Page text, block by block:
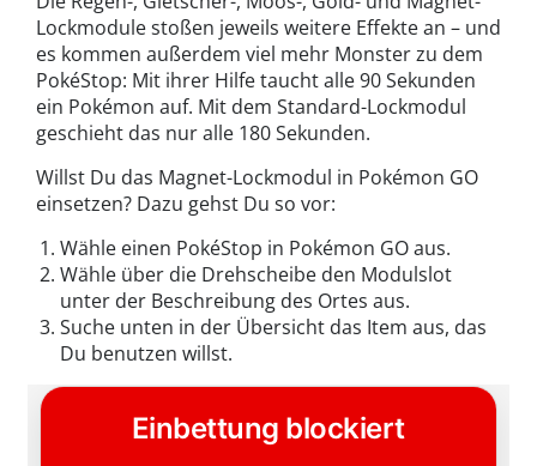
Lockmodule stoßen jeweils weitere Effekte an – und
es kommen außerdem viel mehr Monster zu dem
PokéStop: Mit ihrer Hilfe taucht alle 90 Sekunden
ein Pokémon auf. Mit dem Standard-Lockmodul
geschieht das nur alle 180 Sekunden.
Willst Du das Magnet-Lockmodul in Pokémon GO
einsetzen? Dazu gehst Du so vor:
Wähle einen PokéStop in Pokémon GO aus.
Wähle über die Drehscheibe den Modulslot
unter der Beschreibung des Ortes aus.
Suche unten in der Übersicht das Item aus, das
Du benutzen willst.